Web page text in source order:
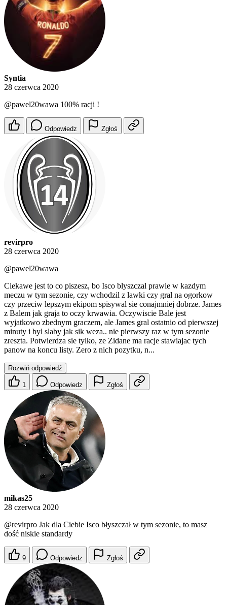
Syntia
28 czerwca 2020
@pawel20wawa 100% racji !
Odpowiedz Zgłoś
revirpro
28 czerwca 2020
@pawel20wawa
Ciekawe jest to co piszesz, bo Isco blyszczal prawie w kazdym
meczu w tym sezonie, czy wchodzil z lawki czy gral na ogorkow
czy przeciw lepszym ekipom spisywal sie conajmniej dobrze. James
z Balem jak graja to oczy krwawia. Oczywiscie Bale jest
wyjatkowo zbednym graczem, ale James gral ostatnio od pierwszej
minuty i byl slaby jak sik weza.. nie pierwszy raz w tym sezonie
zreszta. Potwierdza sie tylko, ze Zidane ma racje stawiajac tych
panow na koncu listy. Zero z nich pozytku, n...
Rozwiń odpowiedź
1 Odpowiedz Zgłoś
mikas25
28 czerwca 2020
@revirpro Jak dla Ciebie Isco błyszczał w tym sezonie, to masz
dość niskie standardy
9 Odpowiedz Zgłoś